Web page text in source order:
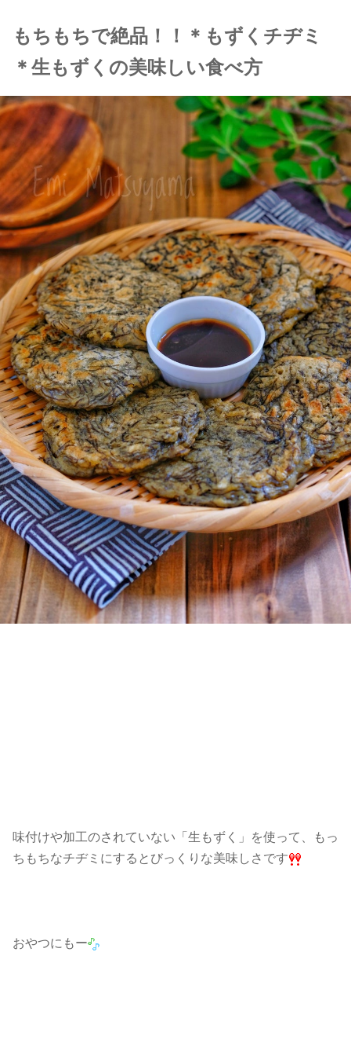
もちもちで絶品！！＊もずくチヂミ
＊生もずくの美味しい食べ方
味付けや加工のされていない「生もずく」を使って、もっ
ちもちなチヂミにするとびっくりな美味しさです
おやつにもー